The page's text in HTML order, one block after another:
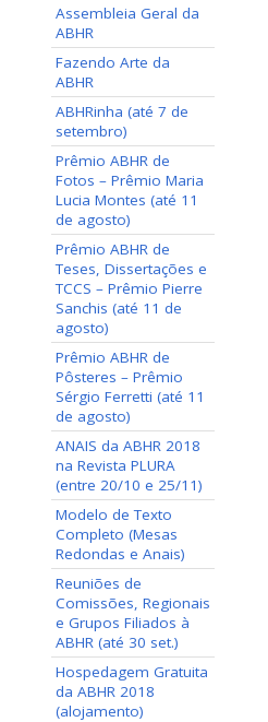
Assembleia Geral da
ABHR
Fazendo Arte da
ABHR
ABHRinha (até 7 de
setembro)
Prêmio ABHR de
Fotos – Prêmio Maria
Lucia Montes (até 11
de agosto)
Prêmio ABHR de
Teses, Dissertações e
TCCS – Prêmio Pierre
Sanchis (até 11 de
agosto)
Prêmio ABHR de
Pôsteres – Prêmio
Sérgio Ferretti (até 11
de agosto)
ANAIS da ABHR 2018
na Revista PLURA
(entre 20/10 e 25/11)
Modelo de Texto
Completo (Mesas
Redondas e Anais)
Reuniões de
Comissões, Regionais
e Grupos Filiados à
ABHR (até 30 set.)
Hospedagem Gratuita
da ABHR 2018
(alojamento)